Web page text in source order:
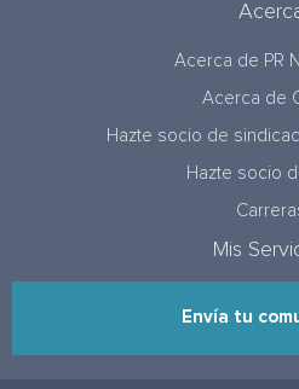
Acerca de PR
Acerca de
Hazte socio de
Hazte socio
Mis
Envía tu